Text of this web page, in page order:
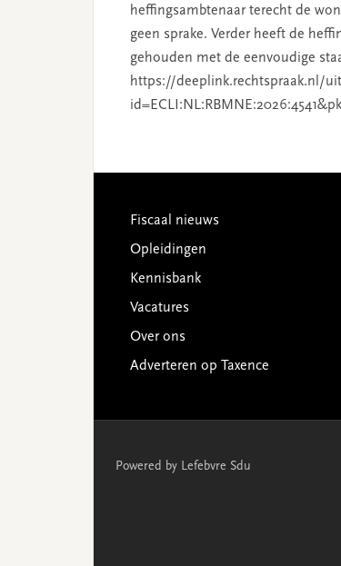
heffingsambtenaar terecht de
geen sprake. Verder heeft de
gehouden met de eenvoudige
https://deeplink.rechtspraak.nl/
Footer
Fiscaal nieuws
Opleidingen
Kennisbank
Vacatures
Over ons
Adverteren op Taxence
Powered by Lefebvre Sdu